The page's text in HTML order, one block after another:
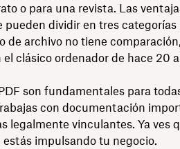
o para una revista. Las
pueden dividir en tres categorías
de archivo no tiene
el clásico ordenador de hace 20
son fundamentales para
con documentación
legalmente vinculantes. Ya ves
estás impulsando tu negocio.